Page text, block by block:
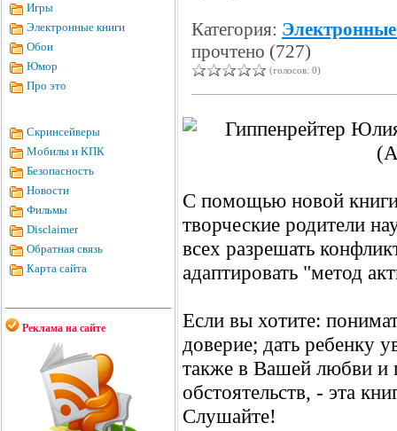
Игры
Электронные книги
Обои
Юмор
Про это
Скринсейверы
Мобилы и КПК
Безопасность
Новости
Фильмы
Disclaimer
Обратная связь
Карта сайта
Реклама на сайте
Категория:
прочтено (727)
(голосов: 0)
С помощью новой
творческие родители
всех разрешать
адаптировать "метод
Если вы хотите:
доверие; дать ребенку
также в Вашей любви и
обстоятельств, - эта
Слушайте!